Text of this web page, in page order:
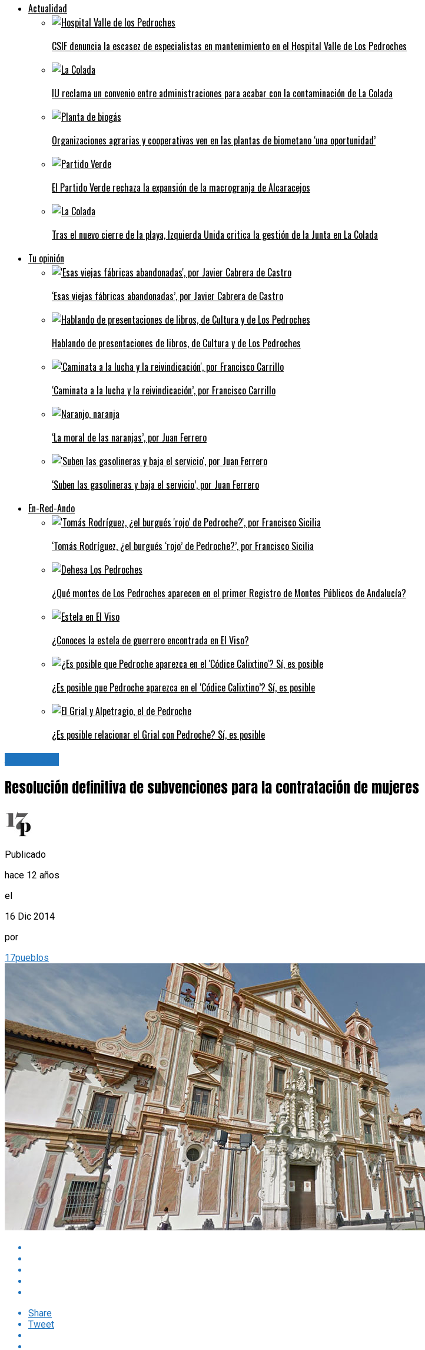
Actualidad
CSIF denuncia la escasez de especialistas en mantenimiento en el Hospital Valle de Los Pedroches
IU reclama un convenio entre administraciones para acabar con la contaminación de La Colada
Organizaciones agrarias y cooperativas ven en las plantas de biometano ‘una oportunidad’
El Partido Verde rechaza la expansión de la macrogranja de Alcaracejos
Tras el nuevo cierre de la playa, Izquierda Unida critica la gestión de la Junta en La Colada
Tu opinión
‘Esas viejas fábricas abandonadas’, por Javier Cabrera de Castro
Hablando de presentaciones de libros, de Cultura y de Los Pedroches
‘Caminata a la lucha y la reivindicación’, por Francisco Carrillo
‘La moral de las naranjas’, por Juan Ferrero
‘Suben las gasolineras y baja el servicio’, por Juan Ferrero
En-Red-Ando
‘Tomás Rodríguez, ¿el burgués ‘rojo’ de Pedroche?’, por Francisco Sicilia
¿Qué montes de Los Pedroches aparecen en el primer Registro de Montes Públicos de Andalucía?
¿Conoces la estela de guerrero encontrada en El Viso?
¿Es posible que Pedroche aparezca en el ‘Códice Calixtino’? Sí, es posible
¿Es posible relacionar el Grial con Pedroche? Sí, es posible
Resolución definitiva de subvenciones para la contratación de mujeres
Publicado
hace 12 años
el
16 Dic 2014
por
17pueblos
Share
Tweet